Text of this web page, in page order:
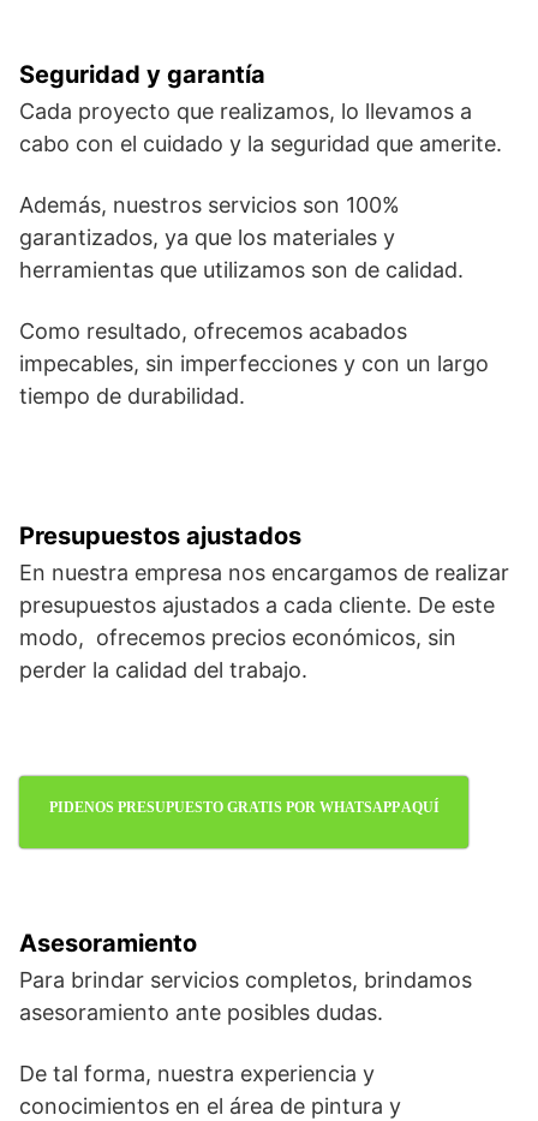
Seguridad y garantía
Cada proyecto que realizamos, lo llevamos a
cabo con el cuidado y la seguridad que amerite.
Además, nuestros servicios son 100%
garantizados, ya que los materiales y
herramientas que utilizamos son de calidad.
Como resultado, ofrecemos acabados
impecables, sin imperfecciones y con un largo
tiempo de durabilidad.
Presupuestos ajustados
En nuestra empresa nos encargamos de realizar
presupuestos ajustados a cada cliente. De este
modo, ofrecemos precios económicos, sin
perder la calidad del trabajo.
PIDENOS PRESUPUESTO GRATIS POR WHATSAPP AQUÍ
Asesoramiento
Para brindar servicios completos, brindamos
asesoramiento ante posibles dudas.
De tal forma, nuestra experiencia y
conocimientos en el área de pintura y